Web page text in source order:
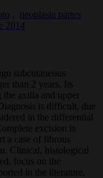
neoplasia partes
2014
subcutaneous
than 2 years. Its
axilla and upper
is difficult, due
in the differential
excision is
a case of fibrous
Clinical, histological
focus on the
in the literature.